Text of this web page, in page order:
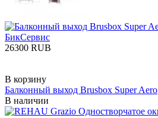
‍26300‍ RUB
В корзину
Балконный выход Brusbox Super Aero
В наличии